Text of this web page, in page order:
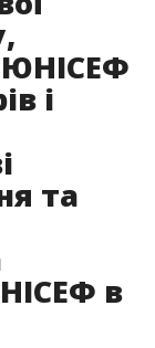
і
та
в